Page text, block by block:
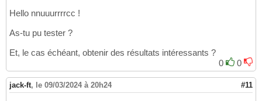
25
27
29
31
32
  pitch :=
// Angle extérieur du polygone projeté
  fractal_dim :=
log(nbseg) / log(xL)
Hello nnuuurrrrcc !
As-tu pu tester ?
Et, le cas échéant, obtenir des résultats intéressants ?
0
0
jack-ft, le 09/03/2024 à 20h24 #11